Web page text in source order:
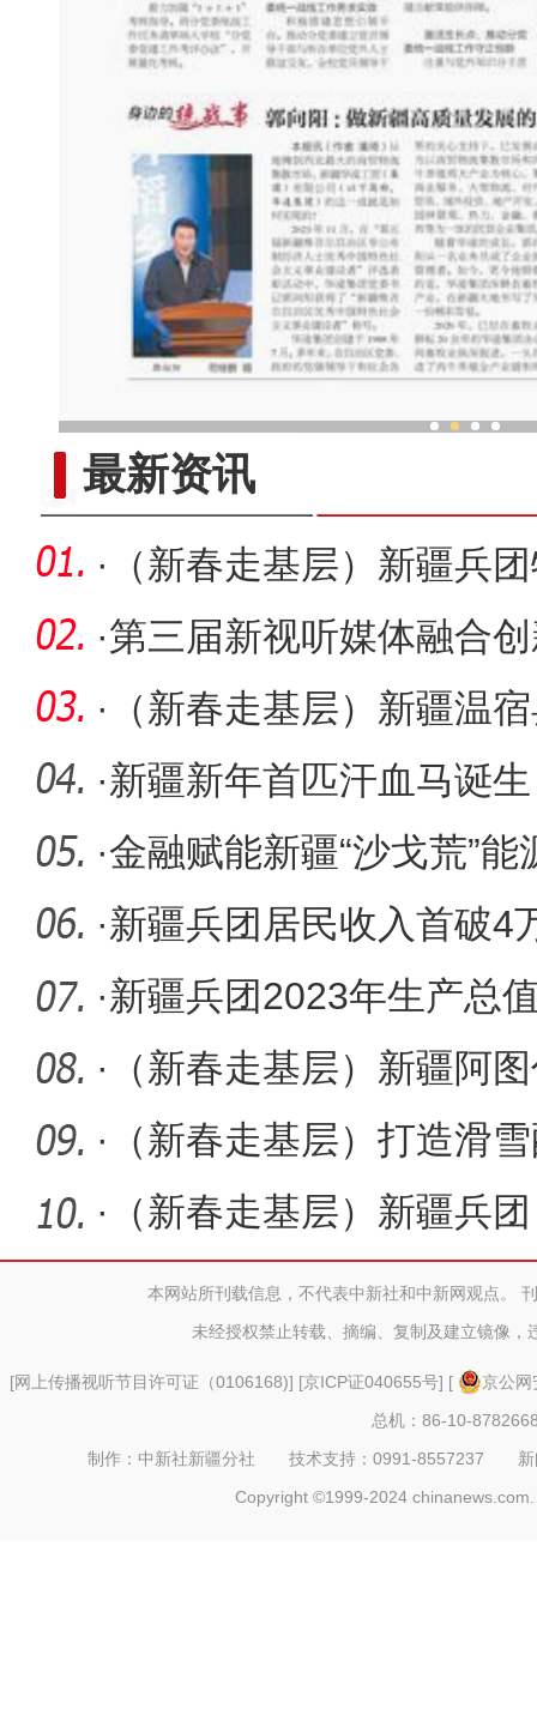
最新资讯
·
（新春走基层）新疆兵
化 助力经
·第三届新视听媒体融合
新网作品
·
（新春走基层）新疆温
“莓”好
·新疆新年首匹汗血马诞生
·金融赋能新疆“沙戈荒”能
·新疆兵团居民收入首破4
·新疆兵团2023年生产总
首破10万元
·
（新春走基层）新疆阿
荣“年味儿
·
（新春走基层）打造滑
蓄冰雪旅
·
（新春走基层）新疆兵
业发展“
本网站所刊载信息，不代表中新社和中新网观点。
未经授权禁止转载、摘编、复制及建立镜像，
[网上传播视听节目许可证（0106168)] [京ICP证040655号] [
京公
总机：86-10-
制作：中新社新疆分社 技术支持：0991-8557237
Copyright ©1999-2024